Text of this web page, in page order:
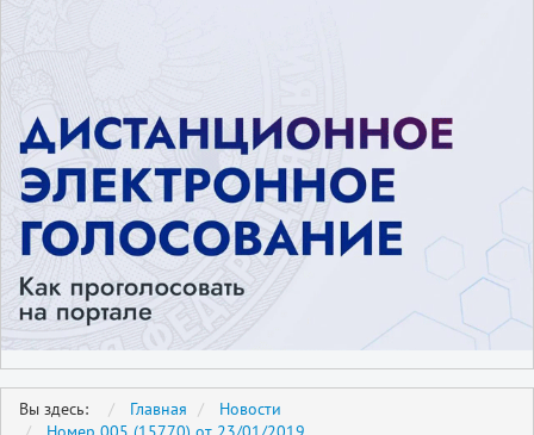
Вы здесь: Главная
Новости